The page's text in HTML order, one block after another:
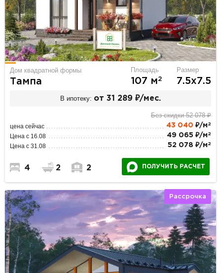
Дом квадратной формы
Тампа
Площадь
107 м2
Размер
7.5х7.5
В ипотеку: от 31 289 ₽/мес.
Без скидки 52 078 ₽
цена сейчас 43 040 ₽/м 2
Цена с 16.08 49 065 ₽/м 2
Цена с 31.08 52 078 ₽/м 2
4 2 2 ПОЛУЧИТЬ РАСЧЕТ
Рассрочка